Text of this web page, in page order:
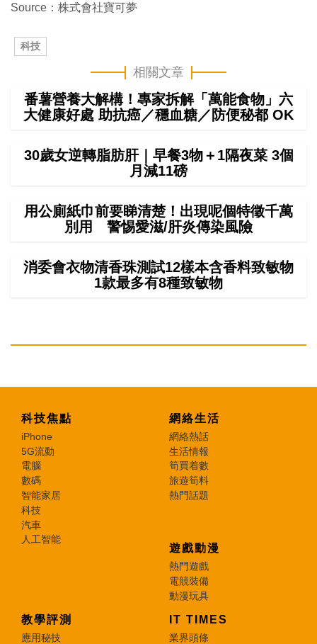
Source：株式會社寶可夢
科技
相關文章
番薯營養大解構！專家拆解「萬能食物」六
大健康好處 助抗癌／穩血糖／防便秘都 OK
30歲女逆轉脂肪肝｜早餐3物＋1隔夜菜 3個
月減11磅
用公廁紙巾前要睇清楚！出現呢個特徵千萬
別用 警惕愛滋/肝炎傳染風險
消委會衣物清香珠測試12樣本含香料致敏物
1款最多有8種致敏物
科技焦點
iPhone
5G流動
電腦
數碼
智能家居
科技
汽車
人工智能
網絡生活
網絡熱話
生活情報
筍買着數
旅遊筍料
熱門話題
遊戲動漫
熱門遊戲
電競裝備
動漫玩具
教學評測
應用秘技
IT TIMES
業界頭條